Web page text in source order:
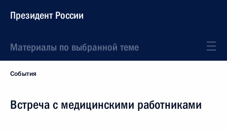
Президент России
Материалы по выбранной теме
События
Встреча с медицинскими работниками